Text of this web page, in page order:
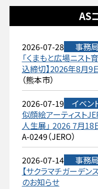
AS
2026-07-28
事務
「くまもと広場ニスト
込締切】2026年8月9
（熊本市）
2026-07-19
イベン
似顔絵アーティスト
人生展」 2026 7月
A-0249（JERO）
2026-07-14
事務
【サクラマチガーデン
のお知らせ